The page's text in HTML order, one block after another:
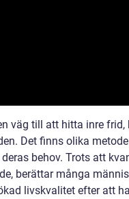
väg till att hitta inre frid,
Det finns olika
behov. Trots att
berättar många
livskvalitet efter att